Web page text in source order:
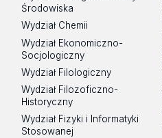
Środowiska
Wydział Chemii
Wydział Ekonomiczno-
Socjologiczny
Wydział Filologiczny
Wydział Filozoficzno-
Historyczny
Wydział Fizyki i Informatyki
Stosowanej